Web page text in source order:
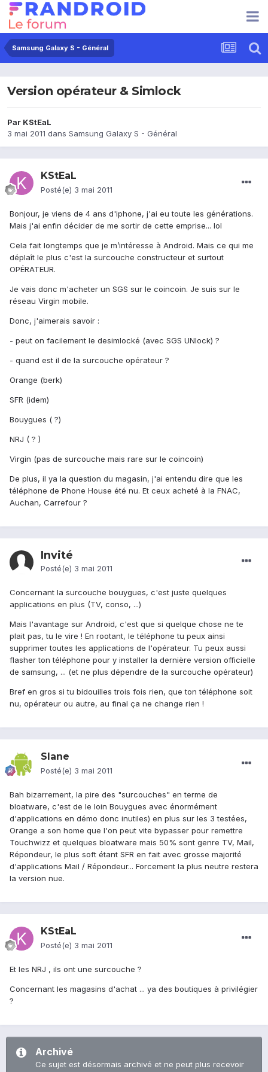
Samsung Galaxy S - Général
Version opérateur & Simlock
Par KStEaL
3 mai 2011 dans Samsung Galaxy S - Général
KStEaL
Posté(e) 3 mai 2011
Bonjour, je viens de 4 ans d'iphone, j'ai eu toute les générations.
Mais j'ai enfin décider de me sortir de cette emprise... lol
Cela fait longtemps que je m’intéresse à Android. Mais ce qui me
déplaît le plus c'est la surcouche constructeur et surtout
OPÉRATEUR.
Je vais donc m'acheter un SGS sur le coincoin. Je suis sur le
réseau Virgin mobile.
Donc, j'aimerais savoir :
- peut on facilement le desimlocké (avec SGS UNlock) ?
- quand est il de la surcouche opérateur ?
Orange (berk)
SFR (idem)
Bouygues ( ?)
NRJ ( ? )
Virgin (pas de surcouche mais rare sur le coincoin)
De plus, il ya la question du magasin, j'ai entendu dire que les
téléphone de Phone House été nu. Et ceux acheté à la FNAC,
Auchan, Carrefour ?
Invité
Posté(e) 3 mai 2011
Concernant la surcouche bouygues, c'est juste quelques
applications en plus (TV, conso, ...)
Mais l'avantage sur Android, c'est que si quelque chose ne te
plait pas, tu le vire ! En rootant, le téléphone tu peux ainsi
supprimer toutes les applications de l'opérateur. Tu peux aussi
flasher ton téléphone pour y installer la dernière version officielle
de samsung, ... (et ne plus dépendre de la surcouche opérateur)
Bref en gros si tu bidouilles trois fois rien, que ton téléphone soit
nu, opérateur ou autre, au final ça ne change rien !
Slane
Posté(e) 3 mai 2011
Bah bizarrement, la pire des "surcouches" en terme de
bloatware, c'est de le loin Bouygues avec énormément
d'applications en démo donc inutiles) en plus sur les 3 testées,
Orange a son home que l'on peut vite bypasser pour remettre
Touchwizz et quelques bloatware mais 50% sont genre TV, Mail,
Répondeur, le plus soft étant SFR en fait avec grosse majorité
d'applications Mail / Répondeur... Forcement la plus neutre restera
la version nue.
KStEaL
Posté(e) 3 mai 2011
Et les NRJ , ils ont une surcouche ?
Concernant les magasins d'achat ... ya des boutiques à privilégier
?
Archivé
Ce sujet est désormais archivé et ne peut plus recevoir